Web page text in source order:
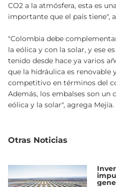
CO2 a la atmósfera, esta es
importante que el país tiene",
"Colombia debe
la eólica y con la solar, y ese
tenido desde hace ya varios
que la hidráulica es renovable
competitivo en términos del
Además, los embalses son un
eólica y la solar", agrega Mejía.
Otras Noticias